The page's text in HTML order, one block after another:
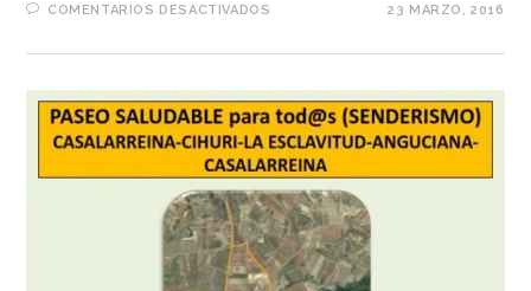
COMENTARIOS DESACTIVADOS 23 MARZO, 2016